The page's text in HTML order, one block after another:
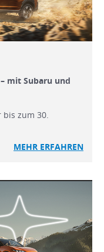
mit Subaru und
bis zum 30.
MEHR ERFAHREN